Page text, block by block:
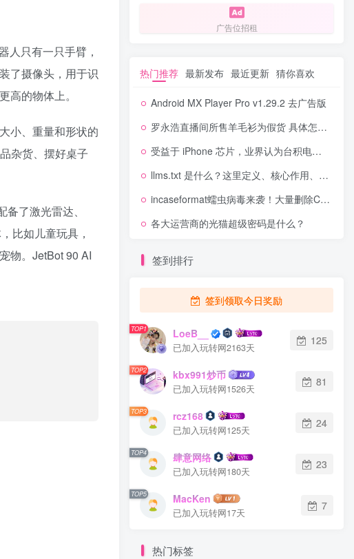
人只有一只手臂，
了摄像头，用于识
的物体上。
小、重量和形状的
杂货、摆好桌子
了激光雷达、
比如儿童玩具，
物。JetBot 90 AI
广告位招租
热门推荐 最新发布 最近更新 猜你喜欢
Android MX Player Pro v1.29.2 去广告版
罗永浩直播间所售羊毛衫为假货 具体怎么回事？
受益于 iPhone 芯片，业界认为台积电设备及材料供应商一季度业绩仍将强劲
llms.txt 是什么？这里定义、核心作用、用途与落地价值
incaseformat蠕虫病毒来袭！大量删除C盘以外的所有盘文件
各大运营商的光猫超级密码是什么？
签到排行
签到领取今日奖励
TOP1 LoeB__
已加入玩转网2163天
125
TOP2 kbx991炒币
已加入玩转网1526天
81
TOP3 rcz168
已加入玩转网125天
24
TOP4 肆意网络
已加入玩转网180天
23
TOP5 MacKen
已加入玩转网17天
7
热门标签